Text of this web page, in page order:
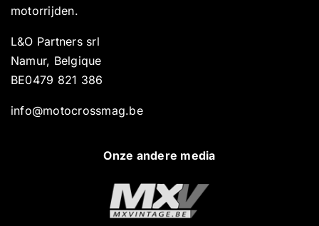
motorrijden.
L&O Partners srl
Namur, Belgique
BE0479 821 386
info@motocrossmag.be
Onze andere media